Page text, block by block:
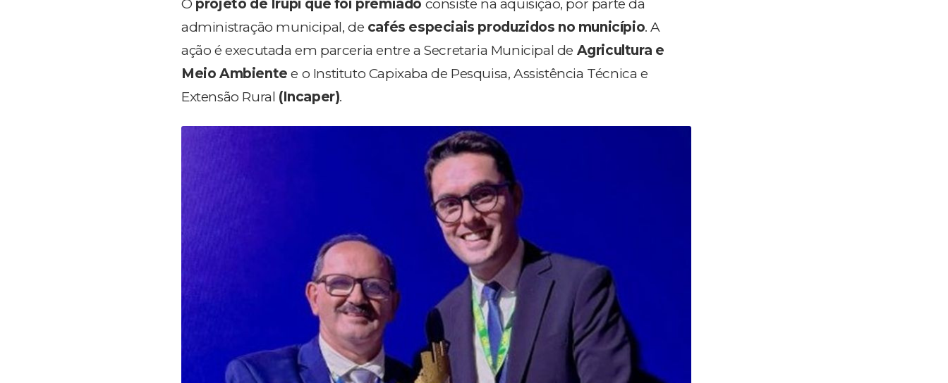
O projeto de Irupi que foi premiado consiste na aquisição, por parte da
administração municipal, de cafés especiais produzidos no município. A
ação é executada em parceria entre a Secretaria Municipal de Agricultura e
Meio Ambiente e o Instituto Capixaba de Pesquisa, Assistência Técnica e
Extensão Rural (Incaper).